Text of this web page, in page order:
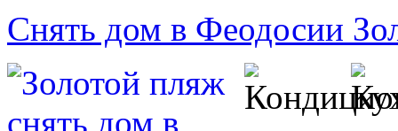
Снять дом в Феодосии